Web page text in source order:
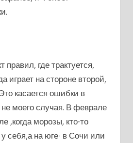
правил, где трактуется,
играет на стороне второй,
касается ошибки в
моего случая. В феврале
,когда морозы, кто-то
у себя,а на юге- в Сочи или